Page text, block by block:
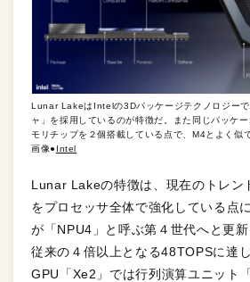
Lunar LakeはIntelの3Dパッケージテクノロジー
ャ」を採用しているのが特徴だ。また同じパッケ
モリチップを２個搭載している点で、M4とよく似
画像● Intel
Lunar Lakeの特徴は、現在のトレン
をプロセッサ全体で強化している点
が「NPU4」と呼ぶ第４世代へと更
従来の４倍以上となる48TOPSに達
GPU「Xe2」では行列演算ユニット